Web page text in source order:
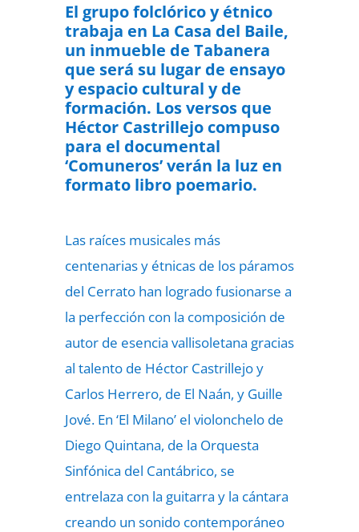
El grupo folclórico y étnico
trabaja en La Casa del Baile,
un inmueble de Tabanera
que será su lugar de ensayo
y espacio cultural y de
formación. Los versos que
Héctor Castrillejo compuso
para el documental
‘Comuneros’ verán la luz en
formato libro poemario.
Las raíces musicales más
centenarias y étnicas de los páramos
del Cerrato han logrado fusionarse a
la perfección con la composición de
autor de esencia vallisoletana gracias
al talento de Héctor Castrillejo y
Carlos Herrero, de El Naán, y Guille
Jové. En ‘El Milano’ el violonchelo de
Diego Quintana, de la Orquesta
Sinfónica del Cantábrico, se
entrelaza con la guitarra y la cántara
creando un sonido contemporáneo